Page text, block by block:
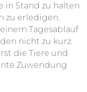
in Stand zu halten
zu erledigen.
Tagesablauf
nicht zu kurz.
die Tiere und
Zuwendung